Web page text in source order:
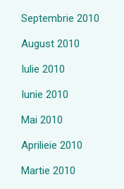
Septembrie 2010
August 2010
Iulie 2010
Iunie 2010
Mai 2010
Aprilieie 2010
Martie 2010